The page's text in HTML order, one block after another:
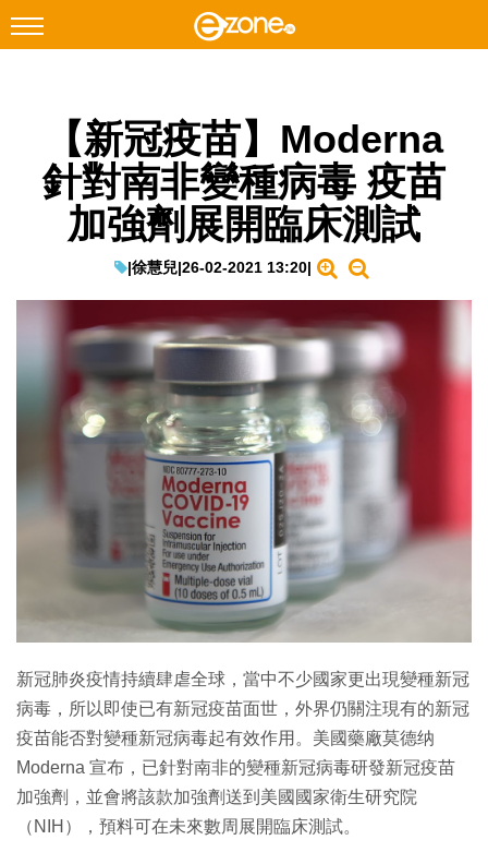
Facebook Instagram
科技焦點
網絡生活
教學評測
EduTech
生成式AI與雲端應用
Enterprise Digital Transformation
【新冠疫苗】Moderna
針對南非變種病毒 疫苗
加強劑展開臨床測試
|徐慧兒|26-02-2021 13:20|
新冠肺炎疫情持續肆虐全球，當中不少國家更出現變種新冠
病毒，所以即使已有新冠疫苗面世，外界仍關注現有的新冠
疫苗能否對變種新冠病毒起有效作用。美國藥廠莫德纳
Moderna 宣布，已針對南非的變種新冠病毒研發新冠疫苗
加強劑，並會將該款加強劑送到美國國家衛生研究院
（NIH），預料可在未來數周展開臨床測試。